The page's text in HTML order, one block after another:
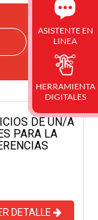
DE UN/A
PARA LA
DETALLE
ASISTENTE EN
LINEA
HERRAMIENTA
DIGITALES